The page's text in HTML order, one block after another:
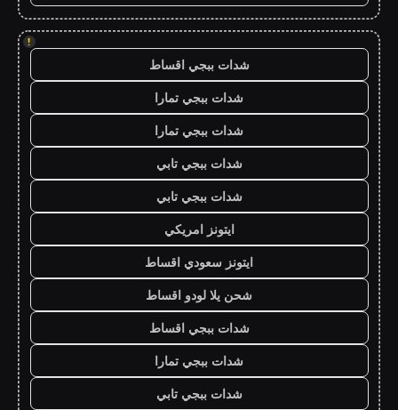
!
شدات ببجي اقساط
شدات ببجي تمارا
شدات ببجي تمارا
شدات ببجي تابي
شدات ببجي تابي
ايتونز امريكي
ايتونز سعودي اقساط
شحن يلا لودو اقساط
شدات ببجي اقساط
شدات ببجي تمارا
شدات ببجي تابي